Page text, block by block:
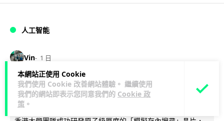
本網站正使用 Cookie
我們使用 Cookie 改善網站體驗。 繼續使用
我們的網站即表示您同意我們的 Cookie 政
策 。
人工智能
Vin 1 日
港大研原子級新晶片 AI 搜尋速度提升
一億倍 手機人臉識別免上雲端